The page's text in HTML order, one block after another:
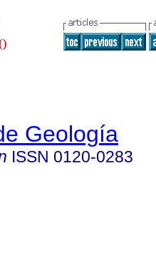
Geología
ISSN 0120-0283